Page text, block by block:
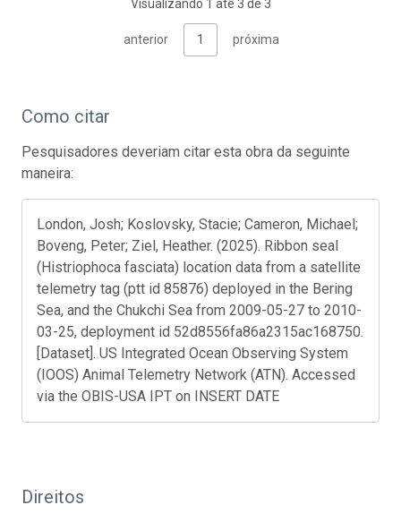
Visualizando 1 até 3 de 3
anterior 1 próxima
Como citar
Pesquisadores deveriam citar esta obra da seguinte
maneira:
London, Josh; Koslovsky, Stacie; Cameron, Michael;
Boveng, Peter; Ziel, Heather. (2025). Ribbon seal
(Histriophoca fasciata) location data from a satellite
telemetry tag (ptt id 85876) deployed in the Bering
Sea, and the Chukchi Sea from 2009-05-27 to 2010-
03-25, deployment id 52d8556fa86a2315ac168750.
[Dataset]. US Integrated Ocean Observing System
(IOOS) Animal Telemetry Network (ATN). Accessed
via the OBIS-USA IPT on INSERT DATE
Direitos